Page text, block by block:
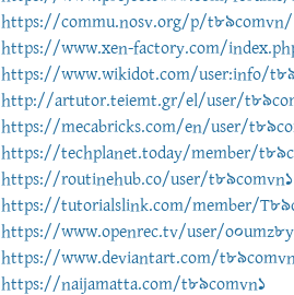
https://commu.nosv.org/p/t89comvn/
https://www.xen-factory.com/
https://www.wikidot.com/user:info/
http://artutor.teiemt.gr/el/user/
https://mecabricks.com/en/user/
https://techplanet.today/member/
https://routinehub.co/user/t89comvn1
https://tutorialslink.com/member/
https://www.openrec.tv/user/
https://www.deviantart.com/
https://naijamatta.com/t89comvn1